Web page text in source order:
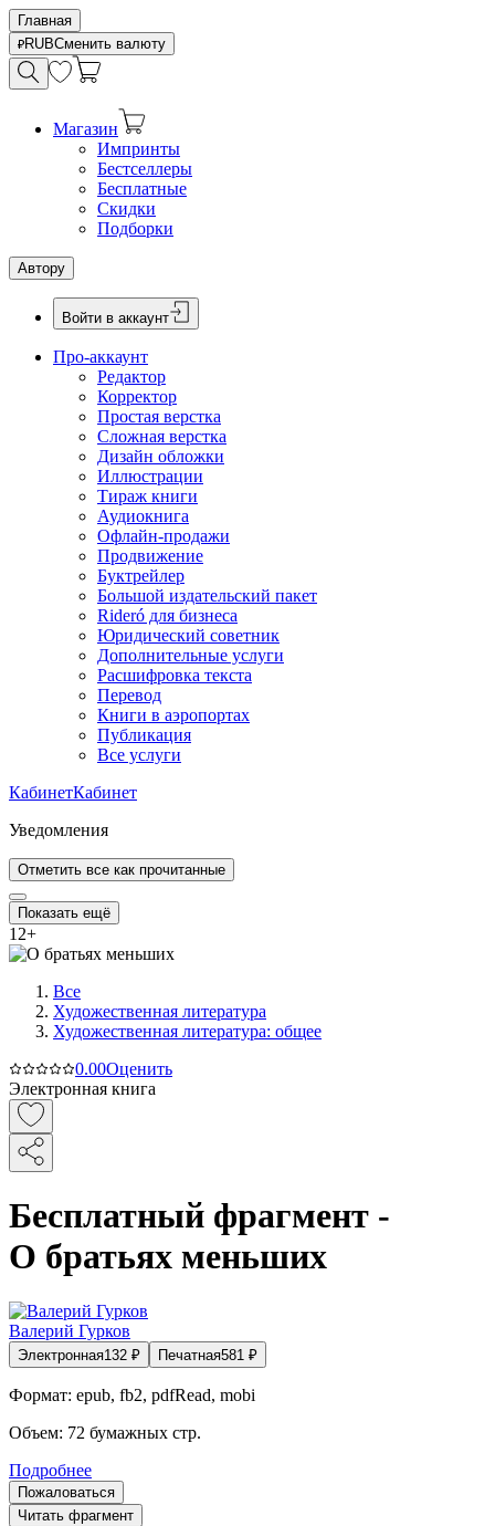
Главная
RUBСменить валюту
Магазин
Импринты
Бестселлеры
Бесплатные
Скидки
Подборки
Автору
Войти в аккаунт
Про-аккаунт
Редактор
Корректор
Простая верстка
Сложная верстка
Дизайн обложки
Иллюстрации
Тираж книги
Аудиокнига
Офлайн-продажи
Продвижение
Буктрейлер
Большой издательский пакет
Rideró для бизнеса
Юридический советник
Дополнительные услуги
Расшифровка текста
Перевод
Книги в аэропортах
Публикация
Все услуги
КабинетКабинет
Уведомления
Отметить все как прочитанные
Показать ещё
12+
Все
Художественная литература
Художественная литература: общее
0.00Оценить
Электронная книга
Бесплатный фрагмент -
О братьях меньших
Валерий Гурков
Электронная132 ₽ Печатная581 ₽
Формат: epub, fb2, pdfRead, mobi
Объем: 72 бумажных стр.
Подробнее
Пожаловаться
Читать фрагмент